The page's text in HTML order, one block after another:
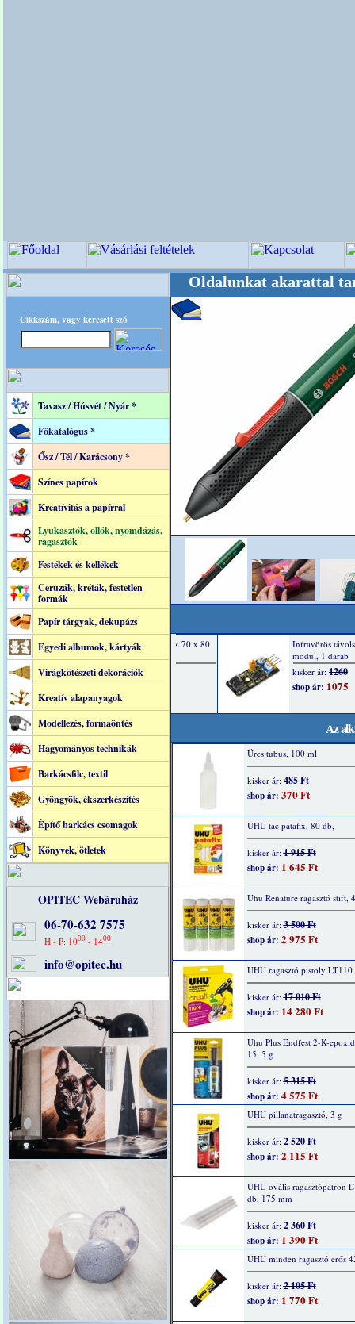
Cikkszám, vagy keresett szó
Tavasz / Húsvét / Nyár *
Főkatalógus *
Ősz / Tél / Karácsony *
Színes papírok
Kreatívitás a papírral
Lyukasztók, ollók, nyomdázás,
ragasztók
Festékek és kellékek
Ceruzák, kréták, festetlen
formák
Papír tárgyak, dekupázs
Egyedi albumok, kártyák
Virágkötészeti dekorációk
Kreatív alapanyagok
Modellezés, formaöntés
Hagyományos technikák
Barkácsfilc, textil
Gyöngyök, ékszerkészítés
Építő barkács csomagok
Könyvek, ötletek
OPITEC Webáruház
06-70-632 7575
H - P: 1000 - 1400
info@opitec.hu
+++++++ Oldalunkat akarattal tartjuk
Az
Üres tubus, 100 ml
kisker ár:485 Ft
shop ár: 370 Ft
UHU tac patafix, 80 db,
kisker ár:1 915 Ft
shop ár: 1 645 Ft
Uhu Renature ragasztó stift,
kisker ár:3 500 Ft
shop ár: 2 975 Ft
UHU ragasztó pistoly LT110
kisker ár:17 010 Ft
shop ár: 14 280 Ft
Uhu Plus Endfest 2-K-
15, 5 g
kisker ár:5 315 Ft
shop ár: 4 575 Ft
UHU pillanatragasztó, 3 g
kisker ár:2 520 Ft
shop ár: 2 115 Ft
UHU ovális ragasztópatron
db, 175 mm
kisker ár:2 360 Ft
shop ár: 1 390 Ft
UHU minden ragasztó erős
kisker ár:2 105 Ft
shop ár: 1 770 Ft